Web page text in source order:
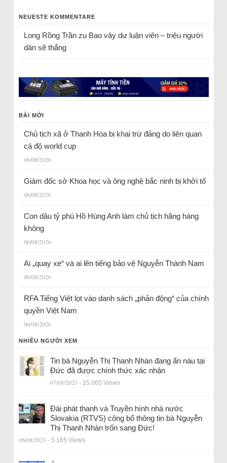
NEUESTE KOMMENTARE
Long Rồng Trầnzu Bao vây dư luận viên – triệu người
dân sẽ thắng
BÀI MỚI
Chủ tịch xã ở Thanh Hóa bị khai trừ đảng do liên quan
cá độ world cup
06/08/2026
Giám đốc sở Khoa học và ông nghệ bắc ninh bị khởi tố
06/08/2026
Con dâu tỷ phú Hồ Hùng Anh làm chủ tịch hãng hàng
không
06/08/2026
Ai „quay xe“ và ai lên tiếng bảo vệ Nguyễn Thành Nam
06/08/2026
RFA Tiếng Việt lọt vào danh sách „phản động“ của chính
quyền Việt Nam
06/08/2026
NHIỀU NGƯỜI XEM
Tin bà Nguyễn Thị Thanh Nhàn đang ẩn náu tại
Đức đã được chính thức xác nhận
07/08/2023 - 15.065 Views
Đài phát thanh và Truyền hình nhà nước
Slovakia (RTVS) công bố thông tin bà Nguyễn
Thị Thanh Nhàn trốn sang Đức!
06/08/2023 - 5.165 Views